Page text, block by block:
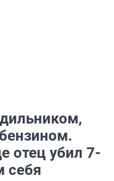
отец убил 7-
себя